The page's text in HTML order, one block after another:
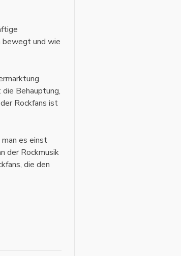
bewegt und wie
Behauptung,
Rockfans ist
es einst
der Rockmusik
die den